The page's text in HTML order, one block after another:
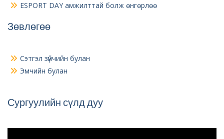
ESPORT DAY амжилттай болж өнгөрлөө
Зөвлөгөө
Сэтгэл зүйчийн булан
Эмчийн булан
Сургуулийн сүлд дуу